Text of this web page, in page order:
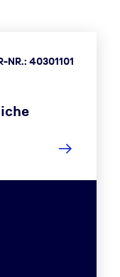
NR.: 40301101